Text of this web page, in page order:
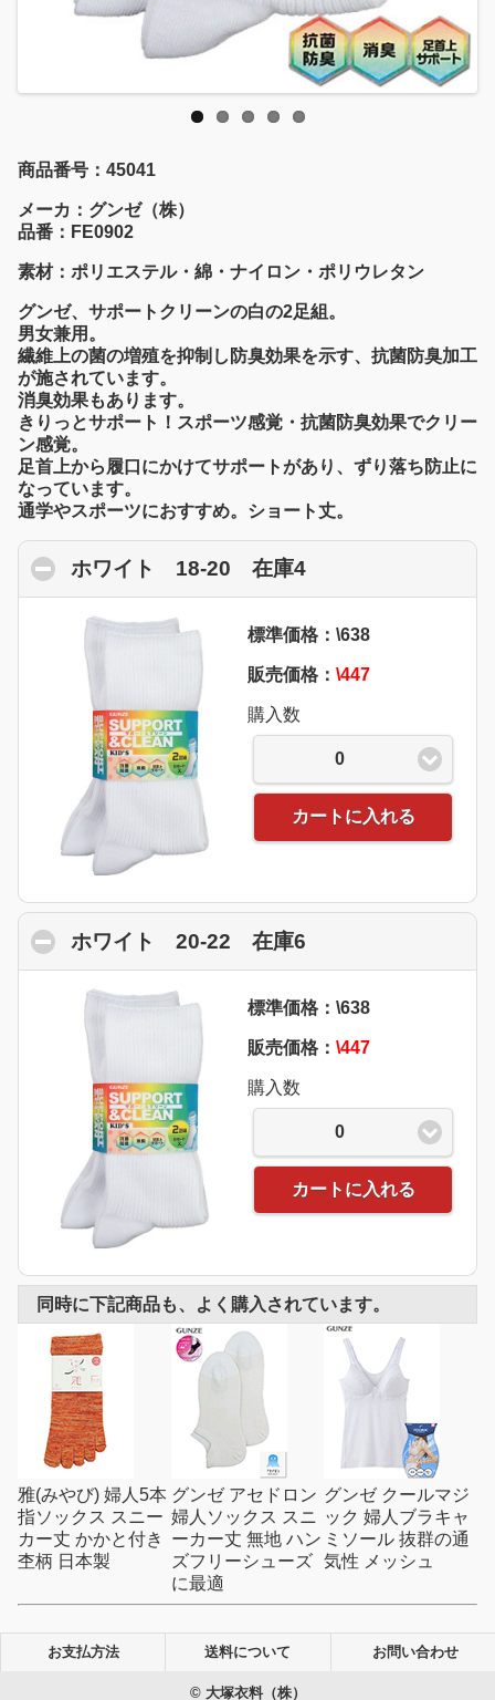
商品番号：45041
メーカ：グンゼ（株）
品番：FE0902
素材：ポリエステル・綿・ナイロン・ポリウレタン
グンゼ、サポートクリーンの白の2足組。
男女兼用。
繊維上の菌の増殖を抑制し防臭効果を示す、抗菌防臭加工
が施されています。
消臭効果もあります。
きりっとサポート！スポーツ感覚・抗菌防臭効果でクリー
ン感覚。
足首上から履口にかけてサポートがあり、ずり落ち防止に
なっています。
通学やスポーツにおすすめ。ショート丈。
ホワイト 18-20 在庫4click to collapse
標準価格：\638
販売価格： \447
購入数
0
カートに入れる
ホワイト 20-22 在庫6
標準価格：\638
販売価格： \447
購入数
0
カートに入れる
同時に下記商品も、よく購入されています。
雅(みやび) 婦人5本
指ソックス スニー
カー丈 かかと付き
杢柄 日本製
グンゼ アセドロン
婦人ソックス スニ
ーカー丈 無地 ハン
ズフリーシューズ
に最適
グンゼ クールマジ
ック 婦人ブラキャ
ミソール 抜群の通
気性 メッシュ
お支払方法 送料について お問い合わせ
© 大塚衣料（株）